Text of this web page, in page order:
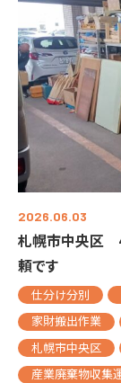
2026.06.03
札幌市中央区
頼です
仕分け分別
家財搬出作業
札幌市中央区
産業廃棄物収集